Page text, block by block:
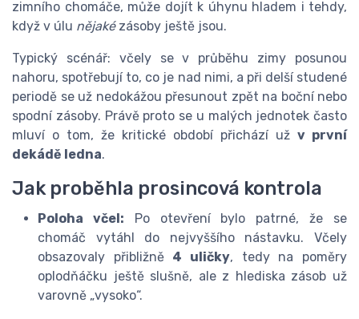
zimního chomáče, může dojít k úhynu hladem i tehdy,
když v úlu nějakézásoby ještě jsou.
Typický scénář: včely se v průběhu zimy posunou
nahoru, spotřebují to, co je nad nimi, a při delší studené
periodě se už nedokážou přesunout zpět na boční nebo
spodní zásoby. Právě proto se u malých jednotek často
mluví o tom, že kritické období přichází už v první
dekádě ledna.
Jak proběhla prosincová kontrola
Poloha včel: Po otevření bylo patrné, že se
chomáč vytáhl do nejvyššího nástavku. Včely
obsazovaly přibližně 4 uličky, tedy na poměry
oplodňáčku ještě slušně, ale z hlediska zásob už
varovně „vysoko“.